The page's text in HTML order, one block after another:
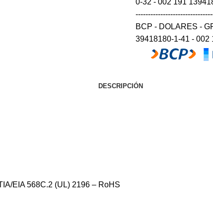
0-32 - 002 191
BCP - DOLARES -
39418180-1-41 - 002
DESCRIPCIÓN
EIA 568C.2 (UL) 2196 – RoHS